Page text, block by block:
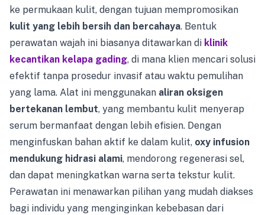
ke permukaan kulit, dengan tujuan mempromosikan
kulit yang lebih bersih dan bercahaya. Bentuk
perawatan wajah ini biasanya ditawarkan di klinik
kecantikan kelapa gading, di mana klien mencari solusi
efektif tanpa prosedur invasif atau waktu pemulihan
yang lama. Alat ini menggunakan aliran oksigen
bertekanan lembut, yang membantu kulit menyerap
serum bermanfaat dengan lebih efisien. Dengan
menginfuskan bahan aktif ke dalam kulit, oxy infusion
mendukung hidrasi alami, mendorong regenerasi sel,
dan dapat meningkatkan warna serta tekstur kulit.
Perawatan ini menawarkan pilihan yang mudah diakses
bagi individu yang menginginkan kebebasan dari